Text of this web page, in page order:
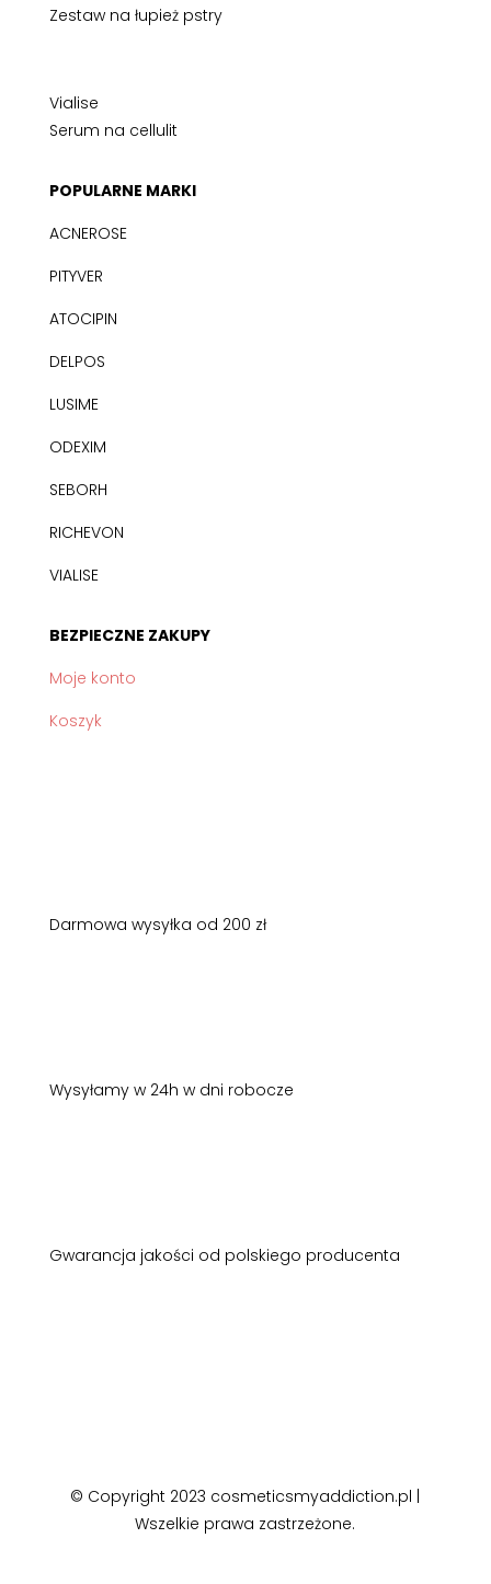
Zestaw na łupież pstry
Vialise
Serum na cellulit
POPULARNE MARKI
ACNEROSE
PITYVER
ATOCIPIN
DELPOS
LUSIME
ODEXIM
SEBORH
RICHEVON
VIALISE
BEZPIECZNE ZAKUPY
Moje konto
Koszyk
Darmowa wysyłka od 200 zł
Wysyłamy w 24h w dni robocze
Gwarancja jakości od polskiego producenta
© Copyright 2023 cosmeticsmyaddiction.pl |
Wszelkie prawa zastrzeżone.